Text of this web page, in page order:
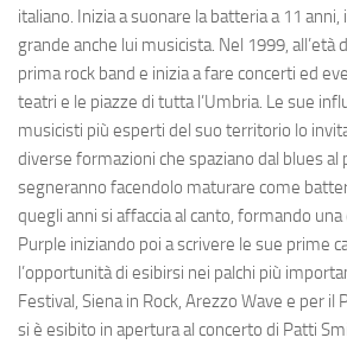
italiano. Inizia a suonare la batteria a 11
grande anche lui musicista. Nel 1999, all’età
prima rock band e inizia a fare concerti ed
teatri e le piazze di tutta l’Umbria. Le sue
musicisti più esperti del suo territorio lo
diverse formazioni che spaziano dal blues al
segneranno facendolo maturare come
quegli anni si affaccia al canto, formando
Purple iniziando poi a scrivere le sue prime
l’opportunità di esibirsi nei palchi più
Festival, Siena in Rock, Arezzo Wave e per il
si è esibito in apertura al concerto di Patti